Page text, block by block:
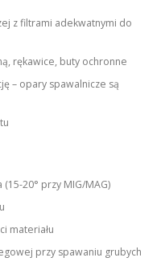
z filtrami adekwatnymi do
rękawice, buty ochronne
– opary spawalnicze są
20° przy MIG/MAG)
materiału
przy spawaniu grubych